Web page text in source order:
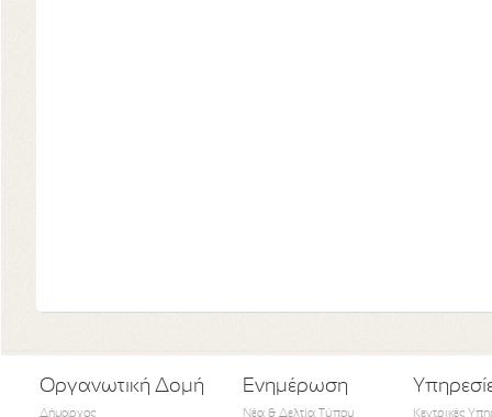
Οργανωτική Δομή
Δήμαρχος
Ενημέρωση
Νέα & Δελτία Τύπου
Κεντρικές